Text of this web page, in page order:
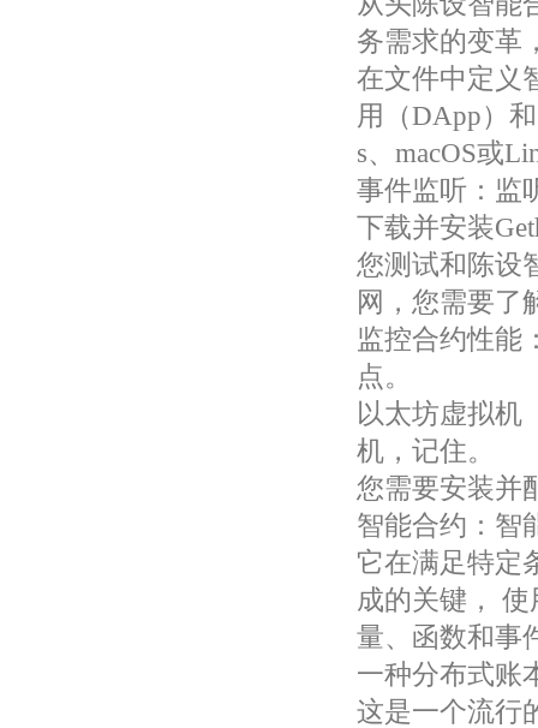
务需求的变革
在文件中定义
用（DApp）
s、macOS或
事件监听：监
下载并安装
您测试和陈设
网，您需要了
监控合约性能
点。
以太坊虚拟机
机，记住。
您需要安装并
智能合约：智
它在满足特定
成的关键， 使
量、函数和事
一种分布式账
这是一个流行